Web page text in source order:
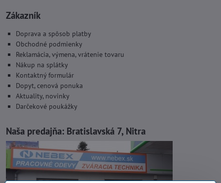
Zákazník
Doprava a spôsob platby
Obchodné podmienky
Reklamácia, výmena, vrátenie tovaru
Nákup na splátky
Kontaktný formulár
Dopyt, cenová ponuka
Aktuality, novinky
Darčekové poukážky
Naša predajňa: Bratislavská 7, Nitra